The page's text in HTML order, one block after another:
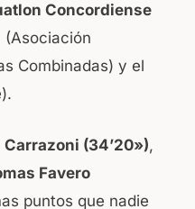
Concordiense
(Asociación
Combinadas) y el
Carrazoni (34’20»),
Favero
puntos que nadie